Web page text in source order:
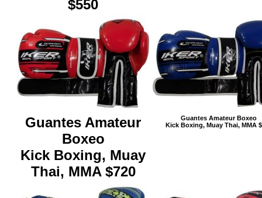
$550
Guantes Amateur
Boxeo
Kick Boxing, Muay
Thai, MMA $720
Guantes Amateur Boxeo
Kick Boxing, Muay Thai, MMA